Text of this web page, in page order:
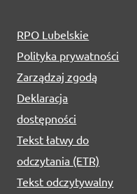
RPO Lubelskie
Polityka prywatności
Zarządzaj zgodą
Deklaracja
dostępności
Tekst łatwy do
odczytania (ETR)
Tekst odczytywalny